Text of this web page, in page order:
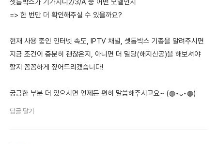
셋톱박스가 기가지니2/3/A 중 어떤 모델인지
=> 한 번만 더 확인해주실 수 있을까요?
현재 사용 중인 인터넷 속도, IPTV 채널, 셋톱박스 기종을 알려주시면
지금 조건이 충분히 괜찮은지, 아니면 더 밀당(해지신공)을 해보셔야
할지 꼼꼼하게 짚어드리겠습니다!
궁금한 부분 더 있으시면 언제든 편히 말씀해주시고요~ (◍•ᴗ•◍)
답글 달기